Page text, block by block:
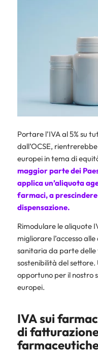
Portare l’IVA al 5% su
dall’OCSE,
europei in tema di
maggior parte dei
applica un’aliquota
farmaci, a
dispensazione.
Rimodulare le aliquote
migliorare l’accesso
sanitaria da parte delle
sostenibilità del
opportuno per il nostro
europei.
IVA sui
di